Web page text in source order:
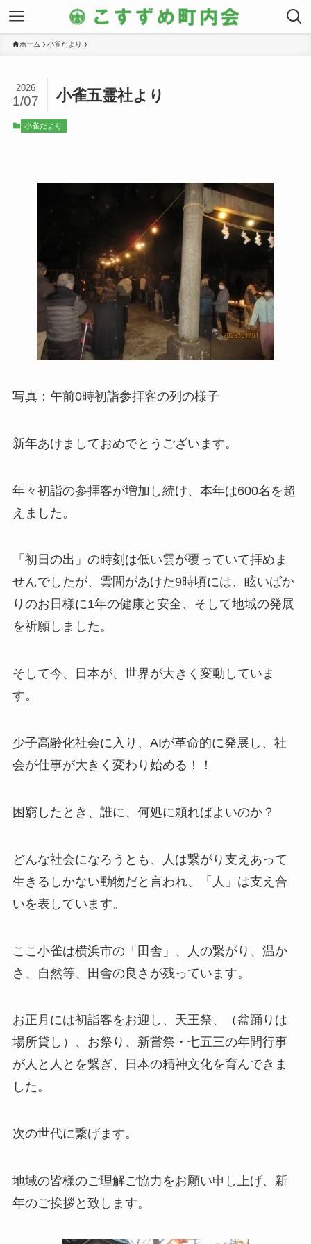
ホーム 小雀だより
小雀五霊社より
2026
1/07
小雀だより
写真：午前0時初詣参拝客の列の様子
新年あけましておめでとうございます。
年々初詣の参拝客が増加し続け、本年は600名を超
えました。
「初日の出」の時刻は低い雲が覆っていて拝めま
せんでしたが、雲間があけた9時頃には、眩いばか
りのお日様に1年の健康と安全、そして地域の発展
を祈願しました。
そして今、日本が、世界が大きく変動していま
す。
少子高齢化社会に入り、AIが革命的に発展し、社
会が仕事が大きく変わり始める！！
困窮したとき、誰に、何処に頼ればよいのか？
どんな社会になろうとも、人は繋がり支えあって
生きるしかない動物だと言われ、「人」は支え合
いを表しています。
ここ小雀は横浜市の「田舎」、人の繋がり、温か
さ、自然等、田舎の良さが残っています。
お正月には初詣客をお迎し、天王祭、（盆踊りは
場所貸し）、お祭り、新嘗祭・七五三の年間行事
が人と人とを繋ぎ、日本の精神文化を育んできま
した。
次の世代に繋げます。
地域の皆様のご理解ご協力をお願い申し上げ、新
年のご挨拶と致します。